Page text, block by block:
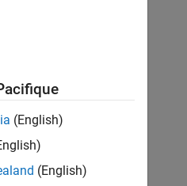
(English)
(English)